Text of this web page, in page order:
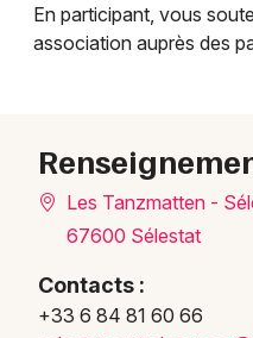
En participant, vous
association auprès des
Les Tanzmatten -
67600 Sélestat
Contacts :
+33 6 84 81 60 66